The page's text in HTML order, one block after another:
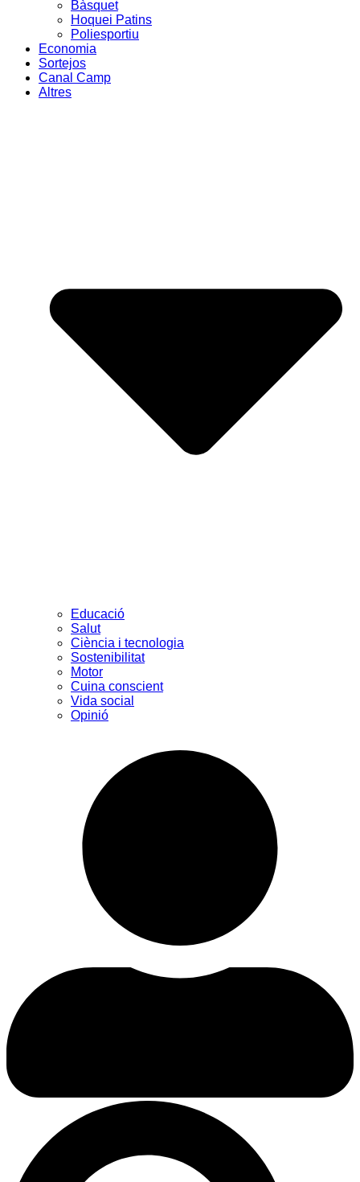
Bàsquet
Hoquei Patins
Poliesportiu
Economia
Sortejos
Canal Camp
Altres
Educació
Salut
Ciència i tecnologia
Sostenibilitat
Motor
Cuina conscient
Vida social
Opinió